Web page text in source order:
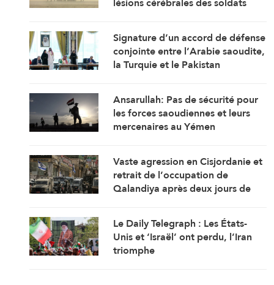
Signature d’un accord de défense
conjointe entre l’Arabie saoudite,
la Turquie et le Pakistan
Ansarullah: Pas de sécurité pour
les forces saoudiennes et leurs
mercenaires au Yémen
Vaste agression en Cisjordanie et
retrait de l’occupation de
Qalandiya après deux jours de
Le Daily Telegraph : Les États-
Unis et ‘Israël’ ont perdu, l’Iran
triomphe